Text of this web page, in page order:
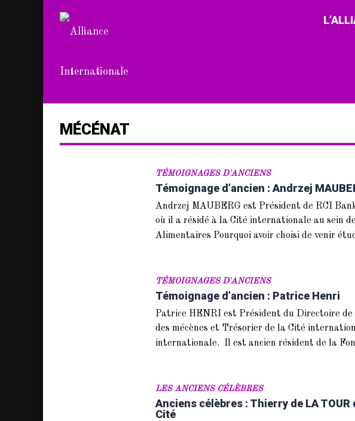
MÉCÉNAT
TÉMOIGNAGES D'ANCIENS
Témoignage d’ancien : Andrzej
Andrzej MAUBERG est Président de RCI
où il a résidé à la Cité internationale au sein
Alimentaires Pourquoi avoir choisi de venir
TÉMOIGNAGES D'ANCIENS
Témoignage d’ancien : Patrice Henri
Patrice HENRI est Président du Directoire
des mécènes et Trésorier de la Cité
internationale. Il est ancien résident de la
LES ANCIENS CÉLÈBRES
Anciens célèbres : Thierry de LA
Cité